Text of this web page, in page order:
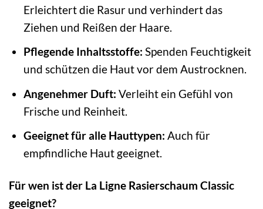
Erleichtert die Rasur und verhindert das
Ziehen und Reißen der Haare.
Pflegende Inhaltsstoffe: Spenden Feuchtigkeit
und schützen die Haut vor dem Austrocknen.
Angenehmer Duft: Verleiht ein Gefühl von
Frische und Reinheit.
Geeignet für alle Hauttypen: Auch für
empfindliche Haut geeignet.
Für wen ist der La Ligne Rasierschaum Classic
geeignet?